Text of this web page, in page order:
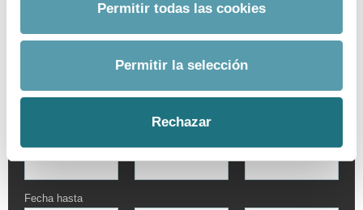
Permitir todas las cookies
Permitir la selección
Rechazar
BUSCADOR AVANZADO
Por palabra
Fecha hasta